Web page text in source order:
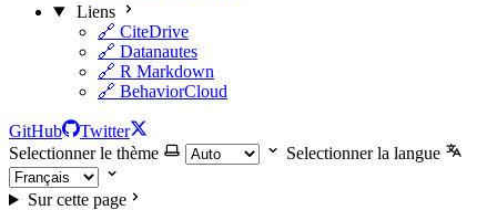
Liens
🔗 CiteDrive
🔗 Datanautes
🔗 R Markdown
🔗 BehaviorCloud
GitHub
Twitter
Selectionner le thème
Selectionner la langue
Sur cette page